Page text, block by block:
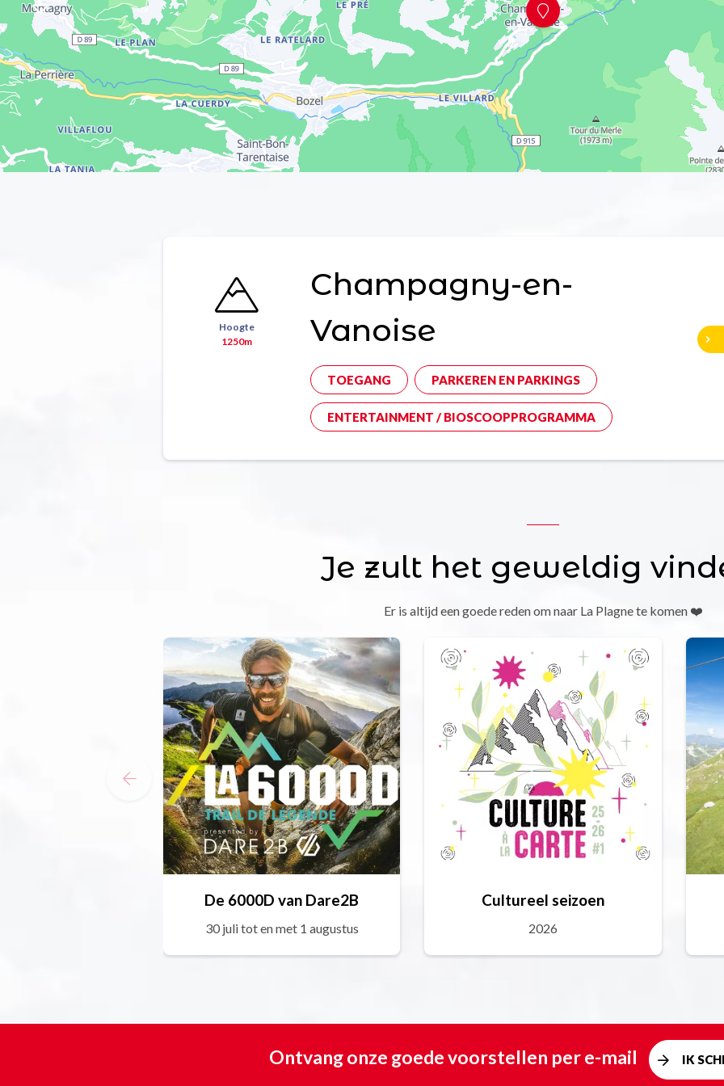
Hoogte
1250m
Champagny-en-
Vanoise
TOEGANG PARKEREN EN PARKINGS
ENTERTAINMENT / BIOSCOOPPROGRAMMA
Je zult het geweldig
Er is altijd een goede reden om naar La Plagne te komen ❤️
De 6000D van Dare2B
30 juli tot en met 1 augustus
Cultureel seizoen
2026
Ontvang onze goede voorstellen per e-mail IK